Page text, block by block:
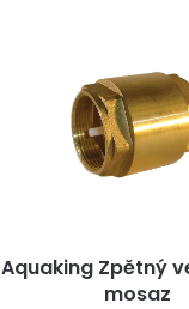
Aquaking Zpětný
mosaz